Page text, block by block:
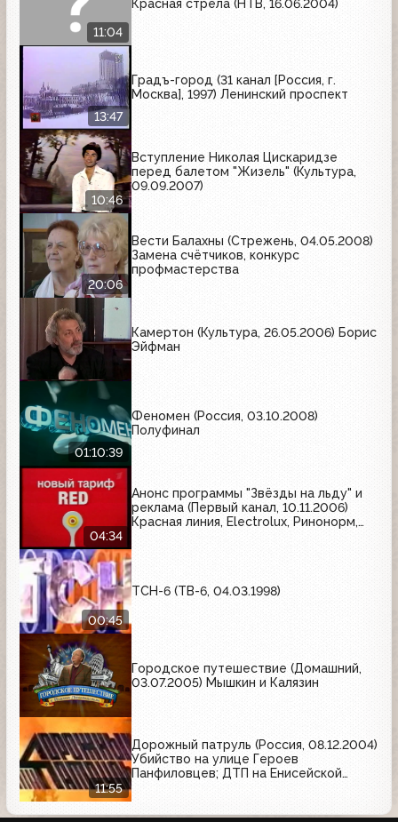
11:04
Красная стрела (НТВ, 16.06.2004)
13:47
Градъ-город (31 канал [Россия, г.
Москва], 1997) Ленинский проспект
10:46
Вступление Николая Цискаридзе
перед балетом "Жизель" (Культура,
09.09.2007)
20:06
Вести Балахны (Стрежень, 04.05.2008)
Замена счётчиков, конкурс
профмастерства
Камертон (Культура, 26.05.2006) Борис
Эйфман
01:10:39
Феномен (Россия, 03.10.2008)
Полуфинал
04:34
Анонс программы "Звёзды на льду" и
реклама (Первый канал, 10.11.2006)
Красная линия, Electrolux, Ринонорм,
00:45
ТСН-6 (ТВ-6, 04.03.1998)
Городское путешествие (Домашний,
03.07.2005) Мышкин и Калязин
11:55
Дорожный патруль (Россия, 08.12.2004)
Убийство на улице Героев
Панфиловцев; ДТП на Енисейской